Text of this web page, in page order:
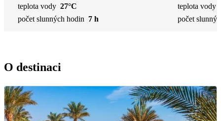
teplota vody 27°C
počet slunných hodin 7 h
teplota vody
počet
O destinaci